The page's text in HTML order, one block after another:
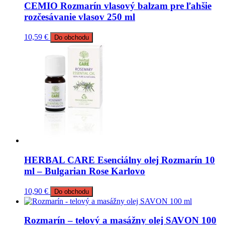
CEMIO Rozmarín vlasový balzam pre ľahšie
rozčesávanie vlasov 250 ml
10,59 € Do obchodu
HERBAL CARE Esenciálny olej Rozmarín 10
ml – Bulgarian Rose Karlovo
10,90 € Do obchodu
Rozmarín – telový a masážny olej SAVON 100